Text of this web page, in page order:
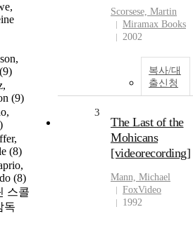
(9)
(9)
(8)
(8)
스콜
독
Scorsese, Martin
Miramax Books
2002
복사/대
출신청
3
The Last of the
Mohicans
[videorecording]
Mann, Michael
FoxVideo
1992